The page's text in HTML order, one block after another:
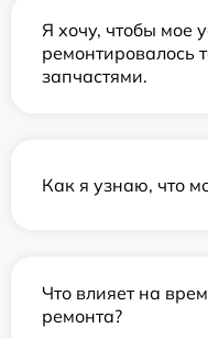
Я хочу, чтобы мое
ремонтировалось
запчастями.
Как я узнаю, что
Что влияет на
ремонта?